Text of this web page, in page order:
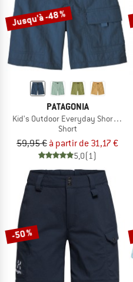
Jusqu'à -48 %
PATAGONIA
Kid's Outdoor Everyday Shorts 6''
Short
59,95 € à partir de 31,17 €
5,0(1)
-50 %